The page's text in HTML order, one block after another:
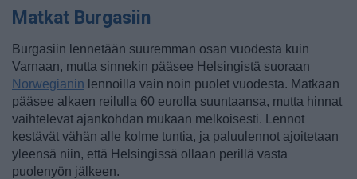
Matkat Burgasiin
Burgasiin lennetään suuremman osan vuodesta kuin
Varnaan, mutta sinnekin pääsee Helsingistä suoraan
Norwegianin lennoilla vain noin puolet vuodesta. Matkaan
pääsee alkaen reilulla 60 eurolla suuntaansa, mutta hinnat
vaihtelevat ajankohdan mukaan melkoisesti. Lennot
kestävät vähän alle kolme tuntia, ja paluulennot ajoitetaan
yleensä niin, että Helsingissä ollaan perillä vasta
puolenyön jälkeen.